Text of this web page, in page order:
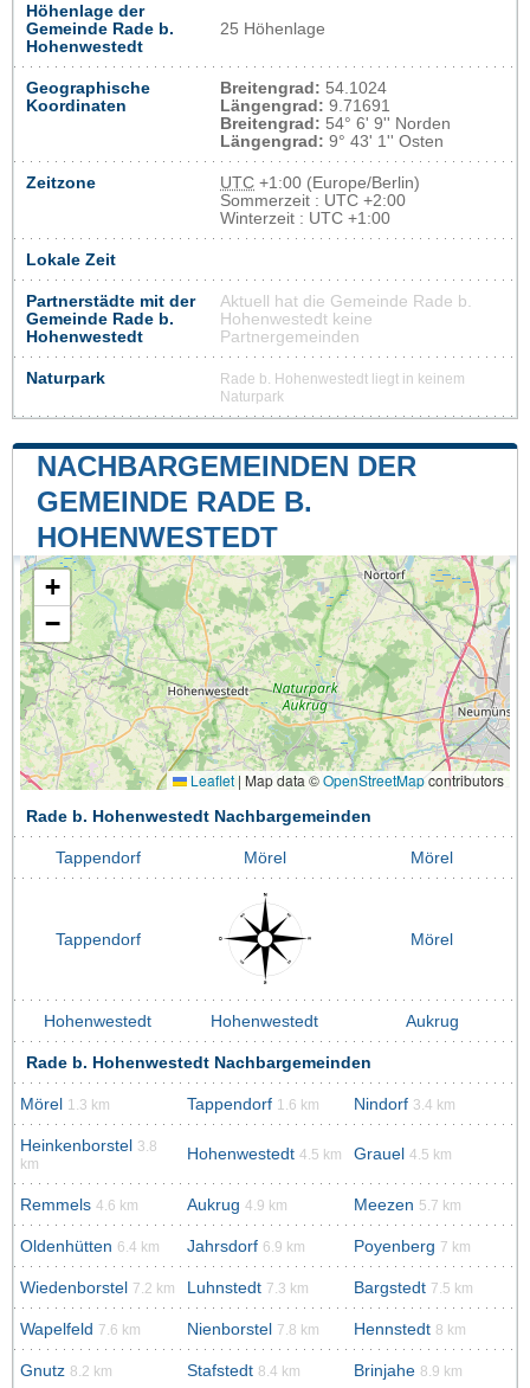
Höhenlage der
Gemeinde Rade b.
Hohenwestedt
25 Höhenlage
Geographische
Koordinaten
Breitengrad: 54.1024
Längengrad: 9.71691
Breitengrad: 54° 6' 9'' Norden
Längengrad: 9° 43' 1'' Osten
Zeitzone UTC +1:00 (Europe/Berlin)
Sommerzeit : UTC +2:00
Winterzeit : UTC +1:00
Lokale Zeit
Partnerstädte mit der
Gemeinde Rade b.
Hohenwestedt
Aktuell hat die Gemeinde Rade b.
Hohenwestedt keine
Partnergemeinden
Naturpark
Rade b. Hohenwestedt liegt in keinem
Naturpark
NACHBARGEMEINDEN DER
GEMEINDE RADE B.
HOHENWESTEDT
+
−
Leaflet | Map data ©OpenStreetMapcontributors
Rade b. Hohenwestedt Nachbargemeinden
Tappendorf Mörel Mörel
Tappendorf Mörel
Hohenwestedt Hohenwestedt Aukrug
Rade b. Hohenwestedt Nachbargemeinden
Mörel 1.3 km Tappendorf 1.6 km Nindorf 3.4 km
Heinkenborstel
3.8
km
Hohenwestedt 4.5 km Grauel 4.5 km
Remmels 4.6 km Aukrug 4.9 km Meezen 5.7 km
Oldenhütten 6.4 km Jahrsdorf 6.9 km Poyenberg 7 km
Wiedenborstel 7.2 km Luhnstedt 7.3 km Bargstedt 7.5 km
Wapelfeld 7.6 km Nienborstel 7.8 km Hennstedt 8 km
Gnutz 8.2 km Stafstedt 8.4 km Brinjahe 8.9 km